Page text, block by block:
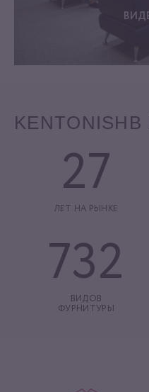
KENTONISH В
27
ЛЕТ НА РЫНКЕ
732
ВИДОВ
ФУРНИТУРЫ